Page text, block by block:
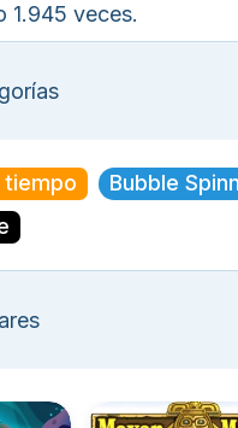
1.945 veces.
tiempo
Bubble